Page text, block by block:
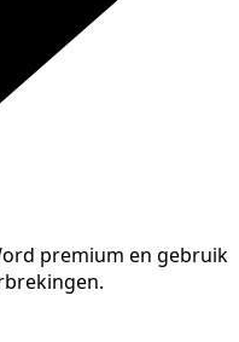
premium en gebruik